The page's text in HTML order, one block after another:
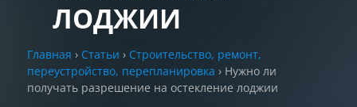
Задать вопрос
(WhatsApp)
ЛОДЖИИ
Главная › Статьи › Строительство, ремонт,
переустройство, перепланировка › Нужно ли
получать разрешение на остекление лоджии